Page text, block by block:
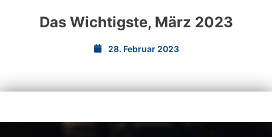
Das Wichtigste, März 2023
28. Februar 2023